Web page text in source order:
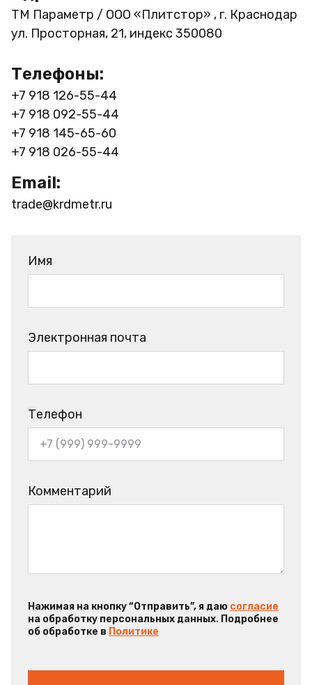
ТМ Параметр / ООО «Плитстор» , г. Краснодар
ул. Просторная, 21, индекс 350080
Телефоны:
+7 918 126-55-44
+7 918 092-55-44
+7 918 145-65-60
+7 918 026-55-44
Email:
trade@krdmetr.ru
Имя
Электронная почта
Телефон
Комментарий
Нажимая на кнопку “Отправить”, я даю согласие
на обработку персональных данных. Подробнее
об обработке в Политике